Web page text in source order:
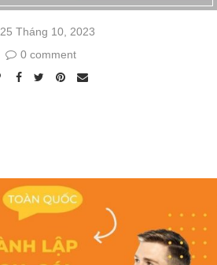
25 Tháng 10, 2023
0 comment